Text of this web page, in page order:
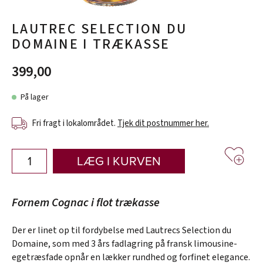
LAUTREC SELECTION DU
DOMAINE I TRÆKASSE
399,00
På lager
Fri fragt i lokalområdet. Tjek dit postnummer her.
LÆG I KURVEN
Fornem Cognac i flot trækasse
Der er linet op til fordybelse med Lautrecs Selection du
Domaine, som med 3 års fadlagring på fransk limousine-
egetræsfade opnår en lækker rundhed og forfinet elegance.